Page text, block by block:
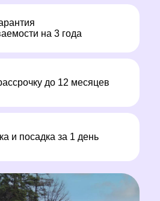
на 3 года
до 12 месяцев
и посадка за 1 день